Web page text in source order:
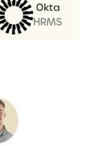
Okta
HRMS